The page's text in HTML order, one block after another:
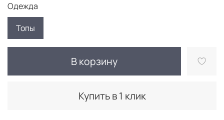
В корзину
Купить в 1 клик
Одежда
Топы